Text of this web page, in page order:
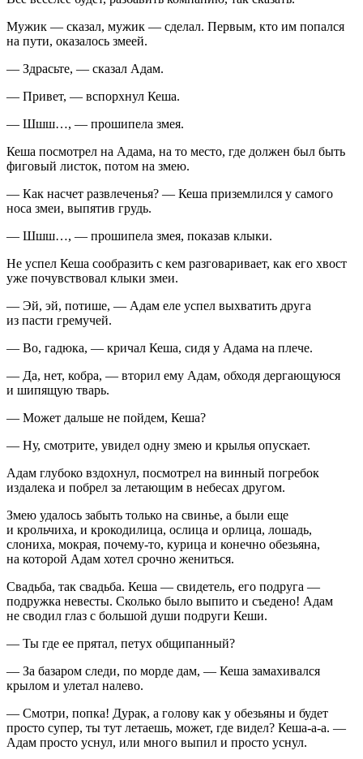
Мужик — сказал, мужик — сделал. Первым, кто им попался
на пути, оказалось змеей.
— Здрасьте, — сказал Адам.
— Привет, — вспорхнул Кеша.
— Шшш…, — прошипела змея.
Кеша посмотрел на Адама, на то место, где должен был быть
фиговый листок, потом на змею.
— Как насчет развлеченья? — Кеша приземлился у самого
носа змеи, выпятив грудь.
— Шшш…, — прошипела змея, показав клыки.
Не успел Кеша сообразить с кем разговаривает, как его хвост
уже почувствовал клыки змеи.
— Эй, эй, потише, — Адам еле успел выхватить друга
из пасти гремучей.
— Во, гадюка, — кричал Кеша, сидя у Адама на плече.
— Да, нет, кобра, — вторил ему Адам, обходя дергающуюся
и шипящую тварь.
— Может дальше не пойдем, Кеша?
— Ну, смотрите, увидел одну змею и крылья опускает.
Адам глубоко вздохнул, посмотрел на винный погребок
издалека и побрел за летающим в небесах другом.
Змею удалось забыть только на свинье, а были еще
и крольчиха, и крокодилица, ослица и орлица, лошадь,
слониха, мокрая, почему-то, курица и конечно обезьяна,
на которой Адам хотел срочно жениться.
Свадьба, так свадьба. Кеша — свидетель, его подруга —
подружка невесты. Сколько было выпито и съедено! Адам
не сводил глаз с большой души подруги Кеши.
— Ты где ее прятал, петух общипанный?
— За базаром следи, по морде дам, — Кеша замахивался
крылом и улетал налево.
— Смотри, попка! Дурак, а голову как у обезьяны и будет
просто супер, ты тут летаешь, может, где видел? Кеша-а-а. —
Адам просто уснул, или много выпил и просто уснул.